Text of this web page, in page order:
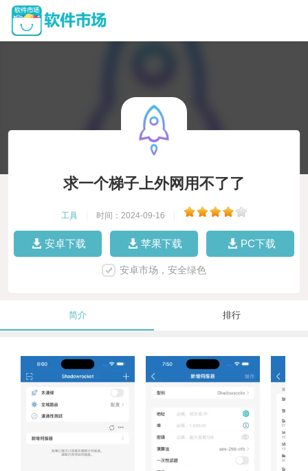
求一个梯子上外网用不了了
工具 时间：2024-09-16
安卓下载 苹果下载 PC下载
安卓市场，安全绿色
简介 排行